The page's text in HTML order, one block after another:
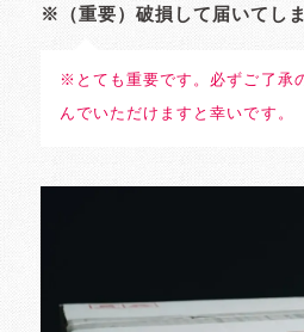
※（重要）破損して届いてし
※とても重要です。必ずご了承
んでいただけますと幸いです。